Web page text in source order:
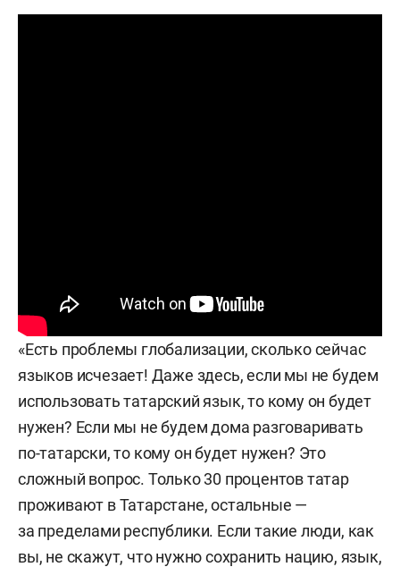
«Есть проблемы глобализации, сколько сейчас
языков исчезает! Даже здесь, если мы не будем
использовать татарский язык, то кому он будет
нужен? Если мы не будем дома разговаривать
по-татарски, то кому он будет нужен? Это
сложный вопрос. Только 30 процентов татар
проживают в Татарстане, остальные —
за пределами республики. Если такие люди, как
вы, не скажут, что нужно сохранить нацию, язык,